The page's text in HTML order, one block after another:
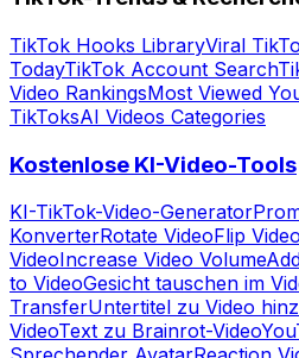
TikTok Hooks LibraryViral
TodayTikTok Account Search
Video RankingsMost Viewed
TikToksAI Videos Categories
Kostenlose KI-Video-Tools
KI-TikTok-Video-Generator
KonverterRotate VideoFlip Video
VideoIncrease Video Volume
to VideoGesicht tauschen im
TransferUntertitel zu Video
VideoText zu Brainrot-Video